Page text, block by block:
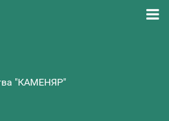
"КАМЕНЯР"